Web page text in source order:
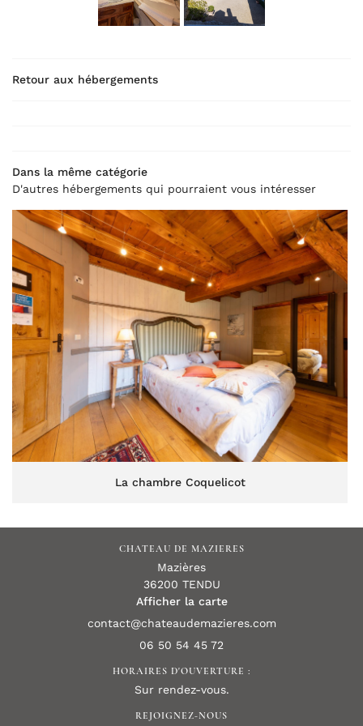
VIRTUELLE
Retour aux hébergements
Dans la même catégorie
D'autres hébergements qui pourraient vous intéresser
La chambre Coquelicot
CHATEAU DE MAZIERES
Mazières
36200 TENDU
Afficher la carte
06 50 54 45 72
HORAIRES D'OUVERTURE :
Sur rendez-vous.
REJOIGNEZ-NOUS